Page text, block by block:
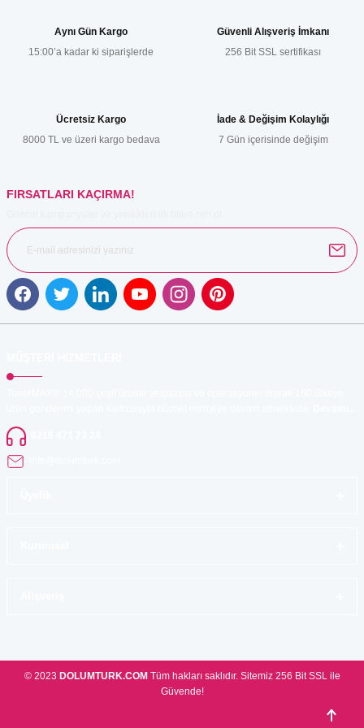
Aynı Gün Kargo
15:00’a kadar ki siparişlerde
Güvenli Alışveriş İmkanı
256 Bit SSL sertifikası
Ücretsiz Kargo
8000 TL ve üzeri kargo bedava
İade & Değişim Kolaylığı
7 Gün içerisinde değişim
FIRSATLARI KAÇIRMA!
© 2023 DOLUMTURK.COMTüm hakları saklıdır. Sitemiz 256 Bit SSL ile
Güvende!